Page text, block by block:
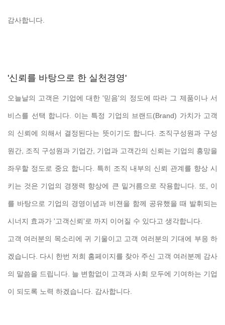
감사합니다.
'신뢰를 바탕으로 한 실천경영'
오늘날의 고객은 기업에 대한 '믿음'의 정도에 따라 그 제품이나 서
비스를 선택 합니다. 이는 특정 기업의 브랜드(Brand) 가치가 고객
의 신뢰에 의해서 결정된다는 뜻이기도 합니다. 조직구성원과 구성
원간, 조직 구성원과 기업간, 기업과 고객간의 신뢰는 기업의 흥망을
좌우할 정도로 중요 합니다. 특히 조직 내부의 신뢰 관계를 향상 시
키는 것은 기업의 경쟁력 향상에 큰 밑거름으로 작용합니다. 또, 이
를 바탕으로 기업의 경영이념과 비젼을 함께 공유했을 때 발휘되는
시너지 효과가 '고객신뢰'로 까지 이어질 수 있다고 생각합니다.
고객 여러분의 목소리에 귀 기울이고 고객 여러분의 기대에 부응 하
겠습니다. 다시 한번 저희 홈페이지를 찾아 주신 고객 여러분께 감사
의 말씀을 드립니다. 늘 변함없이 고객과 사회 모두에 기여하는 기업
이 되도록 노력 하겠습니다. 감사합니다.